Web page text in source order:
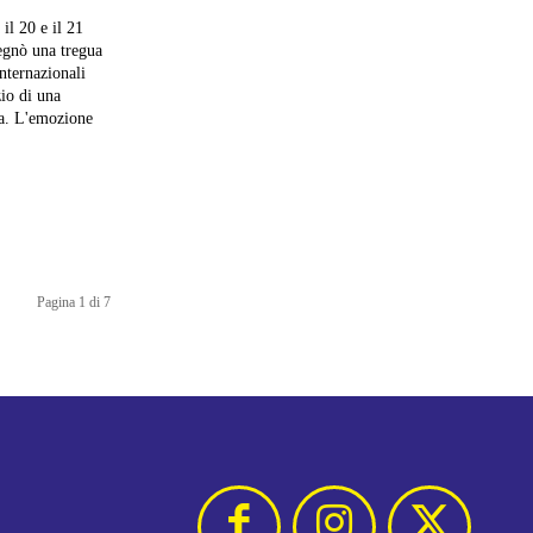
una tregua
di una
L'emozione
Pagina 1 di 7